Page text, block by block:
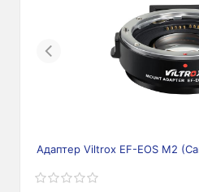
Previous
Адаптер Viltrox EF-EOS M2